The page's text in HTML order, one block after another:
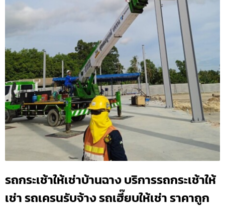
รถกระเช้าให้เช่าบ้านฉาง บริการรถกระเช้าให้
เช่า รถเครนรับจ้าง รถเฮี๊ยบให้เช่า ราคาถูก